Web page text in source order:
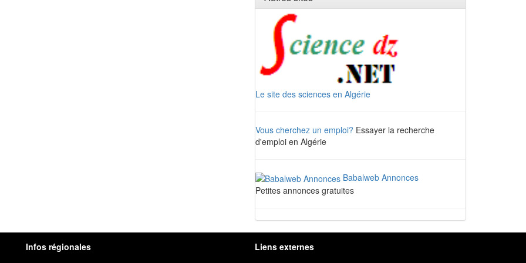
Le site des sciences en Algérie
Vous cherchez un emploi? Essayer la recherche
d'emploi en Algérie
Babalweb Annonces
Petites annonces gratuites
Infos régionales Liens externes